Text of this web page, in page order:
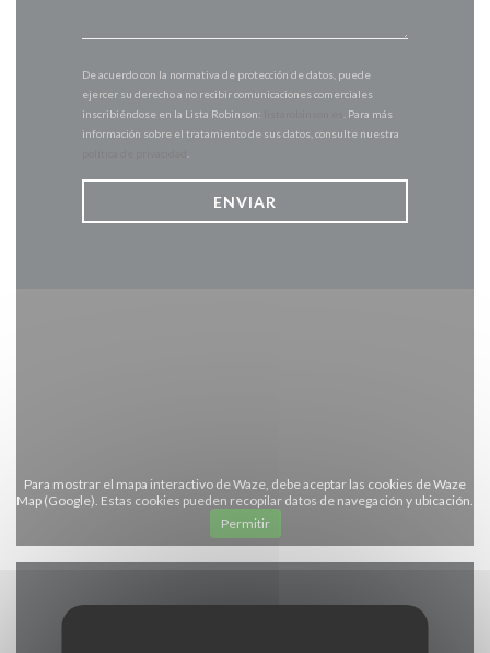
De acuerdo con la normativa de protección de datos, puede
ejercer su derecho a no recibir comunicaciones comerciales
inscribiéndose en la Lista Robinson:
. Para más
información sobre el tratamiento de sus datos, consulte nuestra
Para mostrar el mapa interactivo de Waze, debe aceptar las cookies de Waze
Map (Google). Estas cookies pueden recopilar datos de navegación y ubicación.
Permitir